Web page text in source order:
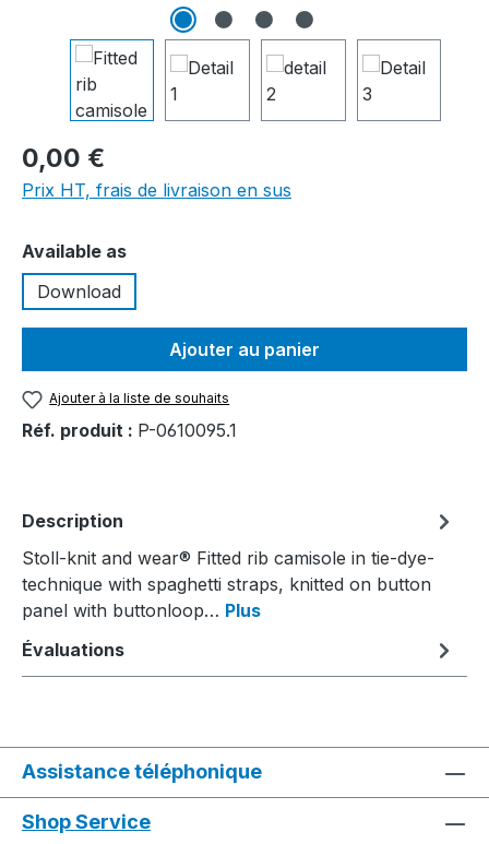
0,00 €
Prix HT, frais de livraison en sus
Sélectionnez
Available as
Download
Ajouter au panier
Ajouter à la liste de souhaits
Réf. produit : P-0610095.1
Description
Stoll-knit and wear® Fitted rib camisole in tie-dye-
technique with spaghetti straps, knitted on button
panel with buttonloop… Plus
Évaluations
Assistance téléphonique
Shop Service